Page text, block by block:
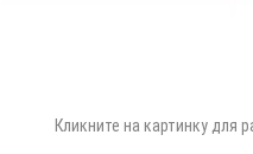
Кликните на картинку для